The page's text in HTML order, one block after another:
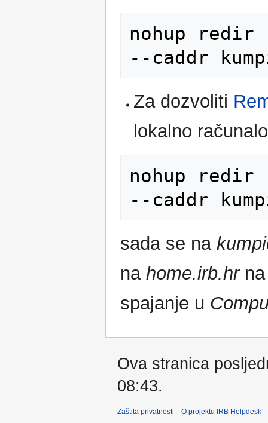
nohup
Za dozvoliti
lokalno
nohup
sada se na
na home.irb.hrna
spajanje u
Ova stranica
08:43.
Zaštita privatnosti O projektu IRB Helpdesk